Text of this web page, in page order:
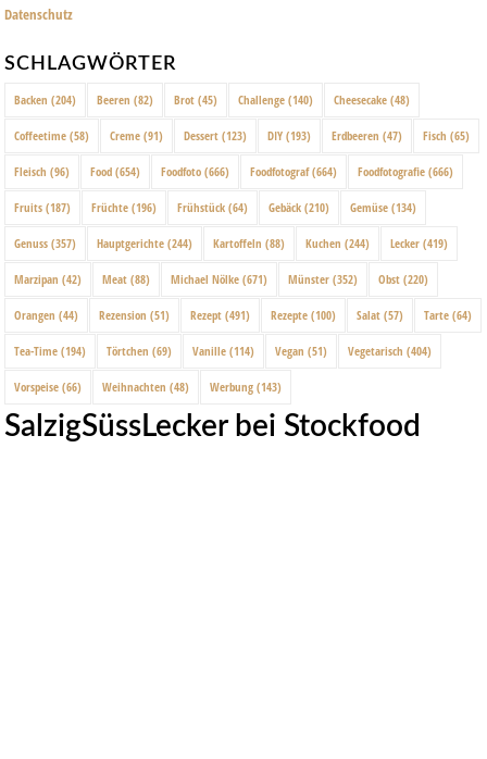
Datenschutz
SCHLAGWÖRTER
Backen (204) Beeren (82) Brot (45) Challenge (140) Cheesecake (48)
Coffeetime (58) Creme (91) Dessert (123) DIY (193) Erdbeeren (47) Fisch (65)
Fleisch (96) Food (654) Foodfoto (666) Foodfotograf(664) Foodfotografie (666)
Fruits (187) Früchte (196) Frühstück (64) Gebäck (210) Gemüse (134)
Genuss (357) Hauptgerichte (244) Kartoffeln (88) Kuchen (244) Lecker (419)
Marzipan (42) Meat (88) Michael Nölke (671) Münster (352) Obst (220)
Orangen (44) Rezension (51) Rezept (491) Rezepte (100) Salat (57) Tarte (64)
Tea-Time (194) Törtchen (69) Vanille (114) Vegan (51) Vegetarisch (404)
Vorspeise (66) Weihnachten (48) Werbung (143)
SalzigSüssLecker bei Stockfood